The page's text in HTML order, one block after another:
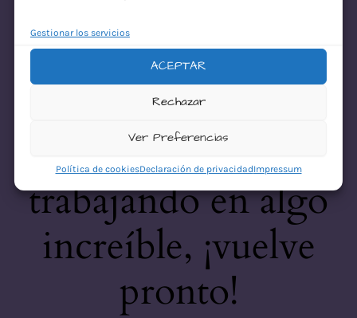
Gestionar los servicios
ACEPTAR
Rechazar
Ver Preferencias
Política de cookiesDeclaración de privacidadImpressum
¡Disculpa este
desastre! Estamos
trabajando en algo
increíble, ¡vuelve
pronto!